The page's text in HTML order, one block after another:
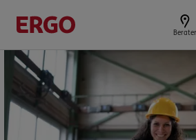
Berater
Produkte für Geschäftskunden
Sie sind
Dann bitte hier